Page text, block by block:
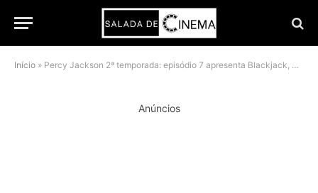
Início » Percy Jackson 2ª temporada: episódio 7 apresenta Blackjack, mas deixa faltar a voz do pégaso
Anúncios